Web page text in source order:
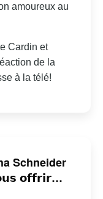
amoureux au
Cardin et
de la
à la télé!
Schneider
𝗼𝗳𝗳𝗿𝗶𝗿…